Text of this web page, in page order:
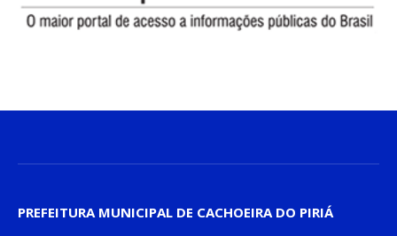
PREFEITURA MUNICIPAL DE CACHOEIRA DO PIRIÁ